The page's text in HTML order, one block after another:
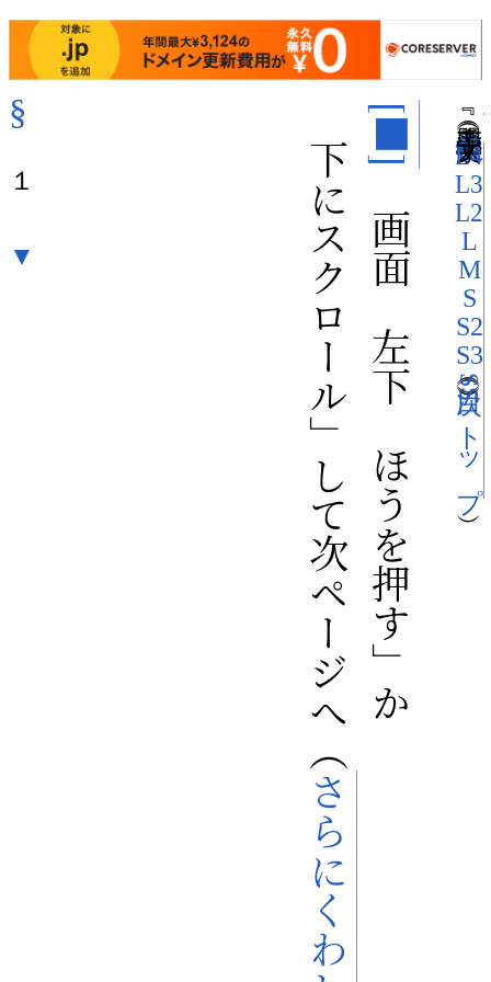
『 赤毛恋盟 』（
）（文字大：
L4
L3
L2
L
M
S
S2
S3
SS トップ
[■]
「画面の左下のほうを押す」か
「下にスクロール」して次ページへ（
さらにくわしく
§
１
▼